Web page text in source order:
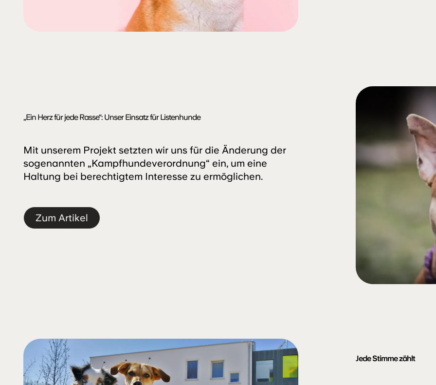
„Ein Herz für jede Rasse“: Unser Einsatz für Listenhunde
Mit unserem Projekt setzten wir uns für die Änderung der
sogenannten „Kampfhundeverordnung“ ein, um eine
Haltung bei berechtigtem Interesse zu ermöglichen.
Zum Artikel
Jede Stimme zählt